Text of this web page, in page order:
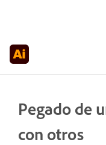
Pegado de
con otros